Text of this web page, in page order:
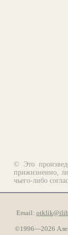
© Это
прижизненно,
чьего-либо
Email:
©1996—2026